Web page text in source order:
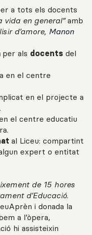
a tots els docents
vida en general”amb
d’amore, Manon
per als docents del
en el centre
en el projecte a
el centre educatiu
al Liceu: compartint
expert o entitat
de 15 hores
d’Educació.
i donada la
a l’òpera,
hi assisteixin